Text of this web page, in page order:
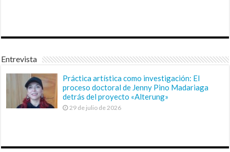
Entrevista
Práctica artística como investigación: El
proceso doctoral de Jenny Pino Madariaga
detrás del proyecto «Alterung»
29 de julio de 2026